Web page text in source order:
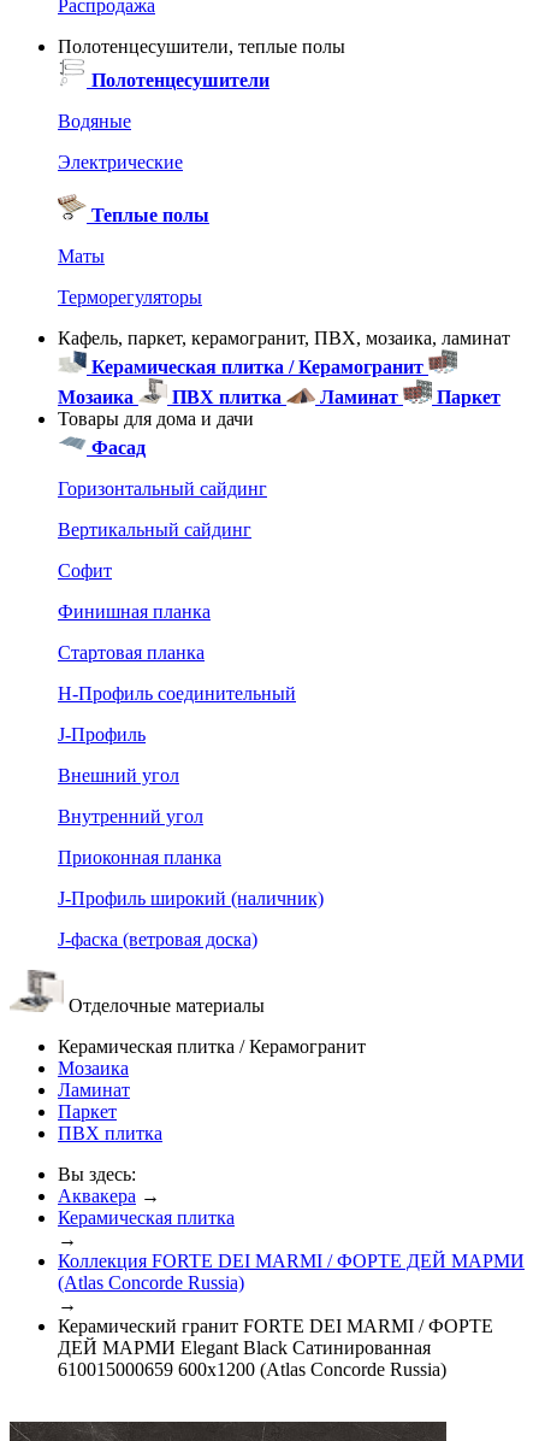
Распродажа
Полотенцесушители, теплые полы
Полотенцесушители
Водяные
Электрические
Теплые полы
Маты
Терморегуляторы
Кафель, паркет, керамогранит, ПВХ, мозаика, ламинат
Керамическая плитка / Керамогранит
Мозаика
ПВХ плитка Ламинат
Паркет
Товары для дома и дачи
Фасад
Горизонтальный сайдинг
Вертикальный сайдинг
Софит
Финишная планка
Стартовая планка
Н-Профиль соединительный
J-Профиль
Внешний угол
Внутренний угол
Приоконная планка
J-Профиль широкий (наличник)
J-фаска (ветровая доска)
Отделочные материалы
Керамическая плитка / Керамогранит
Мозаика
Ламинат
Паркет
ПВХ плитка
Вы здесь:
Аквакера →
Керамическая плитка
→
Коллекция FORTE DEI MARMI / ФОРТЕ ДЕЙ МАРМИ
(Atlas Concorde Russia)
→
Керамический гранит FORTE DEI MARMI / ФОРТЕ
ДЕЙ МАРМИ Elegant Black Сатинированная
610015000659 600x1200 (Atlas Concorde Russia)